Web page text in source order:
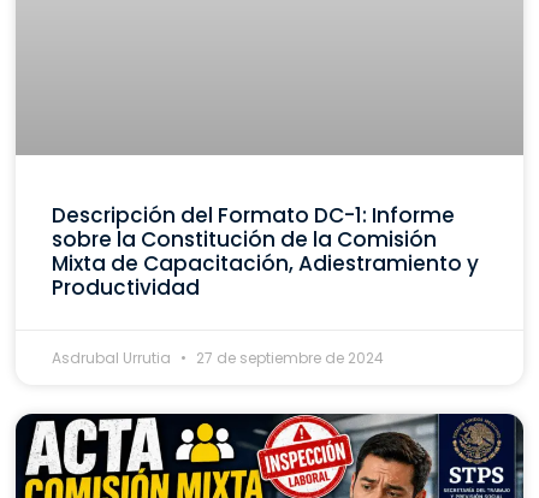
Descripción del Formato DC-1: Informe
sobre la Constitución de la Comisión
Mixta de Capacitación, Adiestramiento y
Productividad
Asdrubal Urrutia 27 de septiembre de 2024